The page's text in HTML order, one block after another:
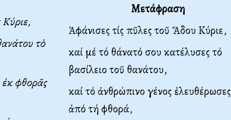
τὸ
ἐκ φθορᾶς
Μετάφραση
Ἀφάνισες τίς πῦλες τοῦ Ἅδου Κύριε,
καί μέ τό θάνατό σου κατέλυσες τό
βασίλειο τοῦ θανάτου,
καί τό ἀνθρώπινο γένος ἐλευθέρωσες
ἀπό τή φθορά,